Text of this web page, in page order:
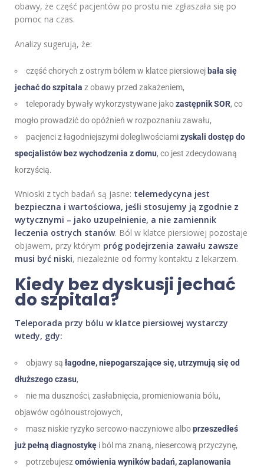
obawy, że część pacjentów po prostu nie zgłaszała się po
pomoc na czas.
Analizy sugerują, że:
część chorych z ostrym bólem w klatce piersiowej bała się
jechać do szpitala z obawy przed zakażeniem,
teleporady bywały wykorzystywane jakozastępnik SOR, co
mogło prowadzić do opóźnień w rozpoznaniu zawału,
pacjenci z łagodniejszymi dolegliwościamizyskali dostęp do
specjalistów bez wychodzenia z domu, co jest zdecydowaną
korzyścią.
Wnioski z tych badań są jasne: telemedycyna jest
bezpieczna i wartościowa, jeśli stosujemy ją zgodnie z
wytycznymi – jako uzupełnienie, a nie zamiennik
leczenia ostrych stanów. Ból w klatce piersiowej pozostaje
objawem, przy którym próg podejrzenia zawału zawsze
musi być niski, niezależnie od formy kontaktu z lekarzem.
Kiedy bez dyskusji jechać
do szpitala?
Teleporada przy bólu w klatce piersiowej wystarczy
wtedy, gdy:
objawy są łagodne, niepogarszające się, utrzymują się od
dłuższego czasu,
nie ma duszności, zasłabnięcia, promieniowania bólu,
objawów ogólnoustrojowych,
masz niskie ryzyko sercowo-naczyniowe alboprzeszedłeś
już pełną diagnostykę i ból ma znaną, niesercową przyczynę,
potrzebujeszomówienia wyników badań, zaplanowania